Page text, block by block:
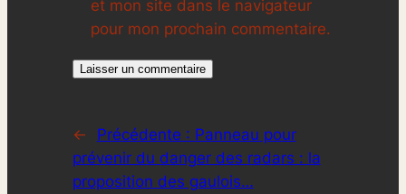
et mon site dans le navigateur
pour mon prochain commentaire.
← Précédente : Panneau pour
prévenir du danger des radars : la
proposition des gaulois…